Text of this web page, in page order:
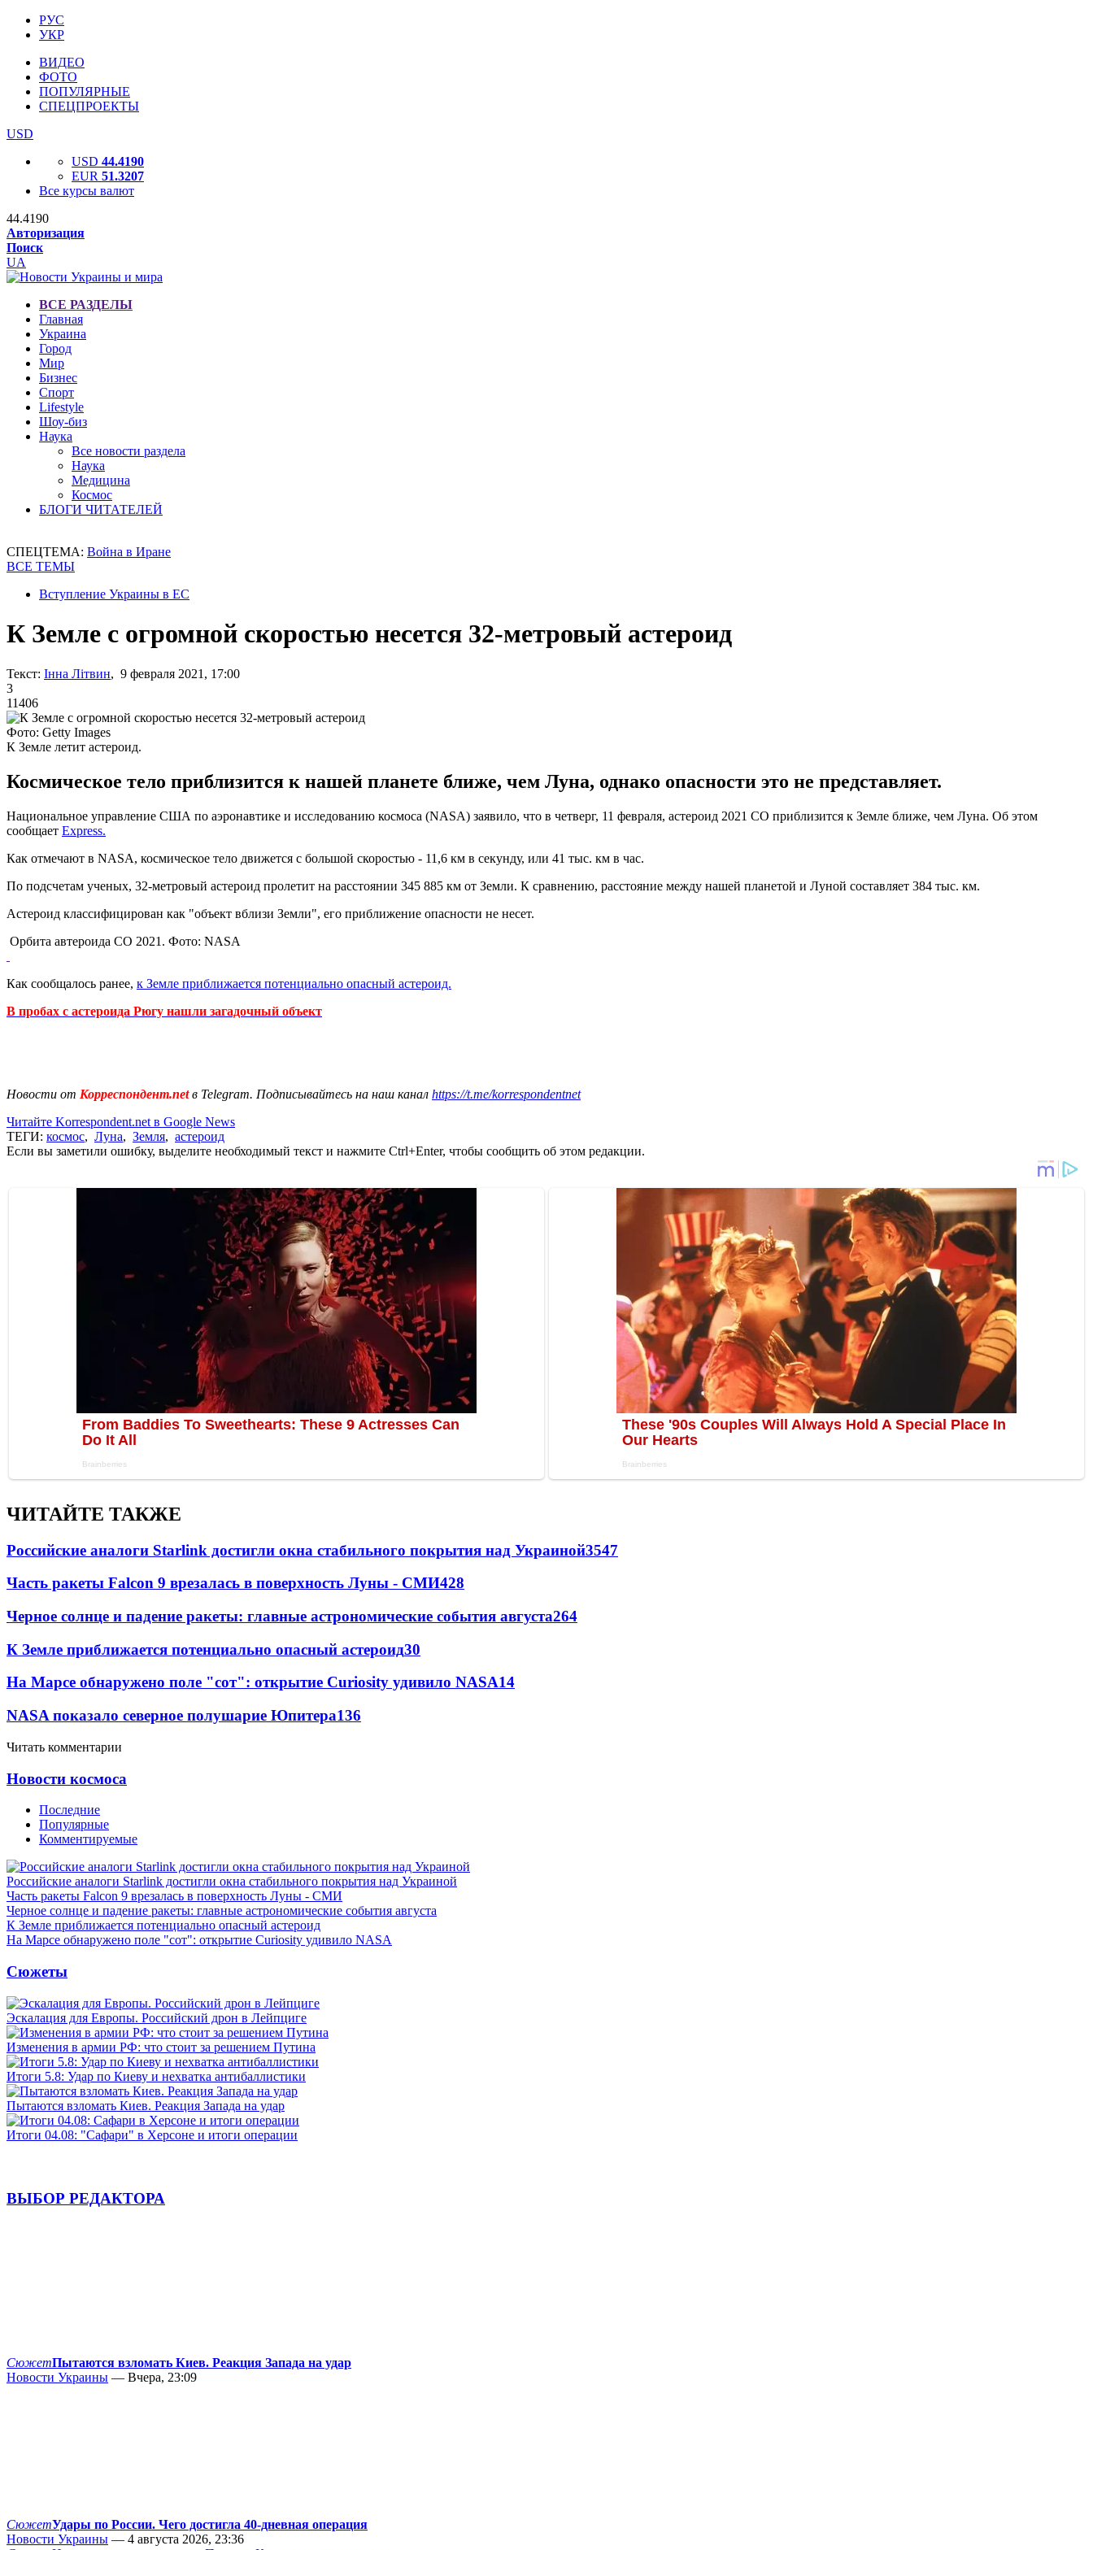
РУС
УКР
ВИДЕО
ФОТО
ПОПУЛЯРНЫЕ
СПЕЦПРОЕКТЫ
USD
USD 44.4190
EUR 51.3207
Все курсы валют
44.4190
Авторизация
Поиск
UA
ВСЕ РАЗДЕЛЫ
Главная
Украина
Город
Мир
Бизнес
Спорт
Lifestyle
Шоу-биз
Наука
Все новости раздела
Наука
Медицина
Космос
БЛОГИ ЧИТАТЕЛЕЙ
СПЕЦТЕМА: Война в Иране
ВСЕ ТЕМЫ
Вступление Украины в ЕС
К Земле с огромной скоростью несется 32-метровый астероид
Текст: Інна Літвин, 9 февраля 2021, 17:00
3
11406
Фото: Getty Images
К Земле летит астероид.
Космическое тело приблизится к нашей планете ближе, чем Луна, однако опасности это не представляет.
Национальное управление США по аэронавтике и исследованию космоса (NASA) заявило, что в четверг, 11 февраля, астероид 2021 CO приблизится к Земле ближе, чем Луна. Об этом
сообщает Express.
Как отмечают в NASA, космическое тело движется с большой скоростью - 11,6 км в секунду, или 41 тыс. км в час.
По подсчетам ученых, 32-метровый астероид пролетит на расстоянии 345 885 км от Земли. К сравнению, расстояние между нашей планетой и Луной составляет 384 тыс. км.
Астероид классифицирован как "объект вблизи Земли", его приближение опасности не несет.
Орбита автероида CO 2021. Фото: NASA
Как сообщалось ранее, к Земле приближается потенциально опасный астероид.
В пробах с астероида Рюгу нашли загадочный объект
Новости от Корреспондент.netв Telegram. Подписывайтесь на наш канал https://t.me/korrespondentnet
Читайте Korrespondent.net в Google News
ТЕГИ: космос, Луна, Земля, астероид
Если вы заметили ошибку, выделите необходимый текст и нажмите Ctrl+Enter, чтобы сообщить об этом редакции.
ЧИТАЙТЕ ТАКЖЕ
Российские аналоги Starlink достигли окна стабильного покрытия над Украиной3547
Часть ракеты Falcon 9 врезалась в поверхность Луны - СМИ428
Черное солнце и падение ракеты: главные астрономические события августа264
К Земле приближается потенциально опасный астероид30
На Марсе обнаружено поле "сот": открытие Curiosity удивило NASA14
NASA показало северное полушарие Юпитера136
Читать комментарии
Новости космоса
Последние
Популярные
Комментируемые
Российские аналоги Starlink достигли окна стабильного покрытия над Украиной
Часть ракеты Falcon 9 врезалась в поверхность Луны - СМИ
Черное солнце и падение ракеты: главные астрономические события августа
К Земле приближается потенциально опасный астероид
На Марсе обнаружено поле "сот": открытие Curiosity удивило NASA
Сюжеты
Эскалация для Европы. Российский дрон в Лейпциге
Изменения в армии РФ: что стоит за решением Путина
Итоги 5.8: Удар по Киеву и нехватка антибаллистики
Пытаются взломать Киев. Реакция Запада на удар
Итоги 04.08: "Сафари" в Херсоне и итоги операции
ВЫБОР РЕДАКТОРА
СюжетПытаются взломать Киев. Реакция Запада на удар
Новости Украины — Вчера, 23:09
СюжетУдары по России. Чего достигла 40-дневная операция
Новости Украины — 4 августа 2026, 23:36